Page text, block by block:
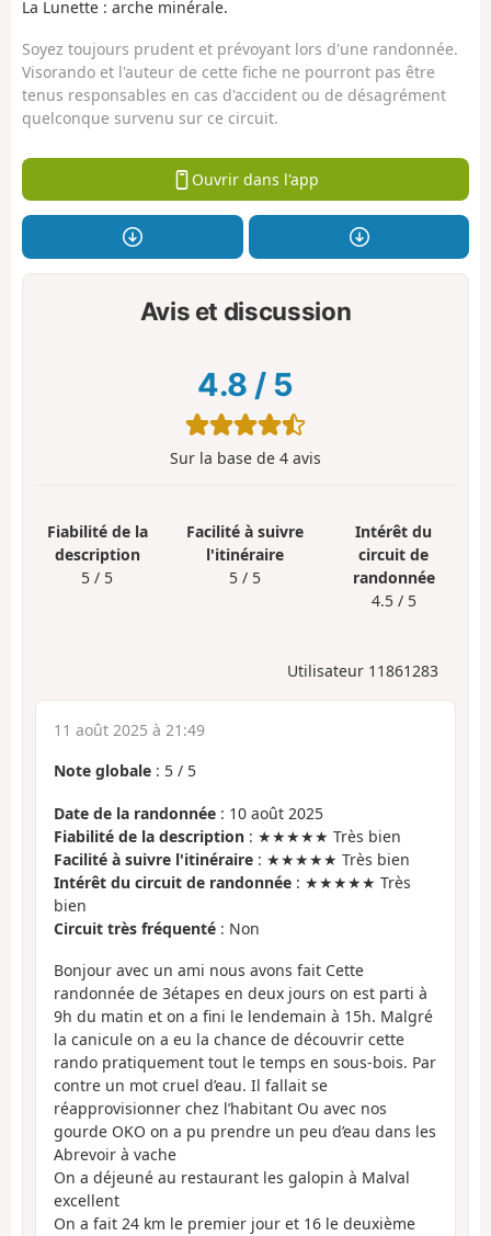
La Lunette : arche minérale.
Soyez toujours prudent et prévoyant lors d'une randonnée.
Visorando et l'auteur de cette fiche ne pourront pas être
tenus responsables en cas d'accident ou de désagrément
quelconque survenu sur ce circuit.
Ouvrir dans l'app
Avis et discussion
4.8 / 5
Sur la base de 4 avis
Fiabilité de la
description
5 / 5
Facilité à suivre
l'itinéraire
5 / 5
Intérêt du
circuit de
randonnée
4.5 / 5
Utilisateur 11861283
11 août 2025 à 21:49
Note globale : 5 / 5
Date de la randonnée : 10 août 2025
Fiabilité de la description : ★★★★★ Très bien
Facilité à suivre l'itinéraire : ★★★★★ Très bien
Intérêt du circuit de randonnée : ★★★★★ Très
bien
Circuit très fréquenté : Non
Bonjour avec un ami nous avons fait Cette
randonnée de 3étapes en deux jours on est parti à
9h du matin et on a fini le lendemain à 15h. Malgré
la canicule on a eu la chance de découvrir cette
rando pratiquement tout le temps en sous-bois. Par
contre un mot cruel d’eau. Il fallait se
réapprovisionner chez l’habitant Ou avec nos
gourde OKO on a pu prendre un peu d’eau dans les
Abrevoir à vache
On a déjeuné au restaurant les galopin à Malval
excellent
On a fait 24 km le premier jour et 16 le deuxième